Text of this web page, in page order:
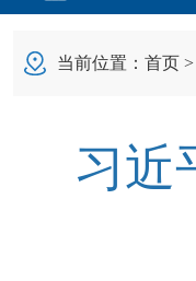
当前位置： 首页 >
习近